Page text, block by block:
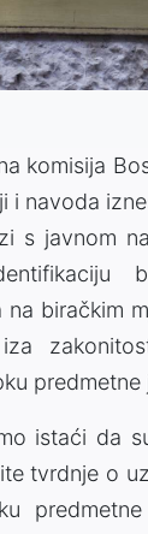
komisija
i navoda
s javnom
na biračkim
predmetne
istaći da
tvrdnje o